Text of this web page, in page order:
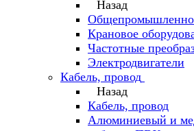
Назад
Крановое
Частотные
Электродвигатели
Кабель, провод
Назад
Кабель, провод
Алюминиевый и